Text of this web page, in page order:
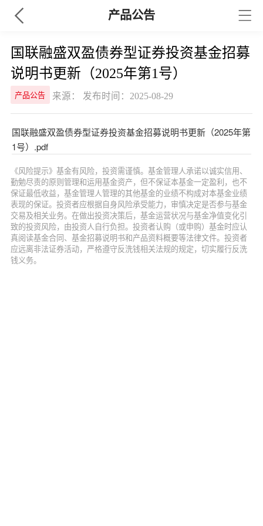
产品公告
国联融盛双盈债券型证券投资基金招募
说明书更新（2025年第1号）
产品公告 来源： 发布时间：2025-08-29
国联融盛双盈债券型证券投资基金招募说明书更新（2025年第
1号）.pdf
《风险提示》基金有风险，投资需谨慎。基金管理人承诺以诚实信用、
勤勉尽责的原则管理和运用基金资产，但不保证本基金一定盈利，也不
保证最低收益，基金管理人管理的其他基金的业绩不构成对本基金业绩
表现的保证。投资者应根据自身风险承受能力，审慎决定是否参与基金
交易及相关业务。在做出投资决策后，基金运营状况与基金净值变化引
致的投资风险，由投资人自行负担。投资者认购（或申购）基金时应认
真阅读基金合同、基金招募说明书和产品资料概要等法律文件。投资者
应远离非法证券活动，严格遵守反洗钱相关法规的规定，切实履行反洗
钱义务。